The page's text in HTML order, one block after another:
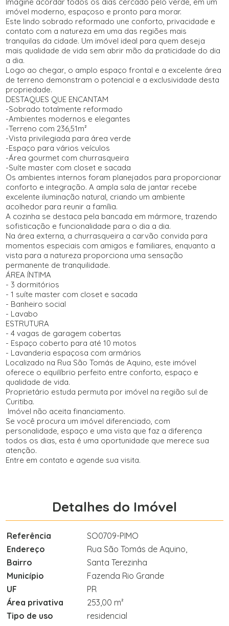
imóvel moderno, espaçoso e pronto para morar.
Este lindo sobrado reformado une conforto, privacidade e
contato com a natureza em uma das regiões mais
tranquilas da cidade. Um imóvel ideal para quem deseja
mais qualidade de vida sem abrir mão da praticidade do dia
a dia.
Logo ao chegar, o amplo espaço frontal e a excelente área
de terreno demonstram o potencial e a exclusividade desta
propriedade.
DESTAQUES QUE ENCANTAM
-Sobrado totalmente reformado
-Ambientes modernos e elegantes
-Terreno com 236,51m²
-Vista privilegiada para área verde
-Espaço para vários veículos
-Área gourmet com churrasqueira
-Suíte master com closet e sacada
Os ambientes internos foram planejados para proporcionar
conforto e integração. A ampla sala de jantar recebe
excelente iluminação natural, criando um ambiente
acolhedor para reunir a família.
A cozinha se destaca pela bancada em mármore, trazendo
sofisticação e funcionalidade para o dia a dia.
Na área externa, a churrasqueira a carvão convida para
momentos especiais com amigos e familiares, enquanto a
vista para a natureza proporciona uma sensação
permanente de tranquilidade.
ÁREA ÍNTIMA
- 3 dormitórios
- 1 suíte master com closet e sacada
- Banheiro social
- Lavabo
ESTRUTURA
- 4 vagas de garagem cobertas
- Espaço coberto para até 10 motos
- Lavanderia espaçosa com armários
Localizado na Rua São Tomás de Aquino, este imóvel
oferece o equilíbrio perfeito entre conforto, espaço e
qualidade de vida.
Proprietário estuda permuta por imóvel na região sul de
Curitiba.
Imóvel não aceita financiamento.
Se você procura um imóvel diferenciado, com
personalidade, espaço e uma vista que faz a diferença
todos os dias, esta é uma oportunidade que merece sua
atenção.
Entre em contato e agende sua visita.
Detalhes do Imóvel
Referência
SO0709-PIMO
Endereço
Rua São Tomás de Aquino,
Bairro
Santa Terezinha
Município
Fazenda Rio Grande
UF
PR
Área privativa
253,00 m²
Tipo de uso
residencial